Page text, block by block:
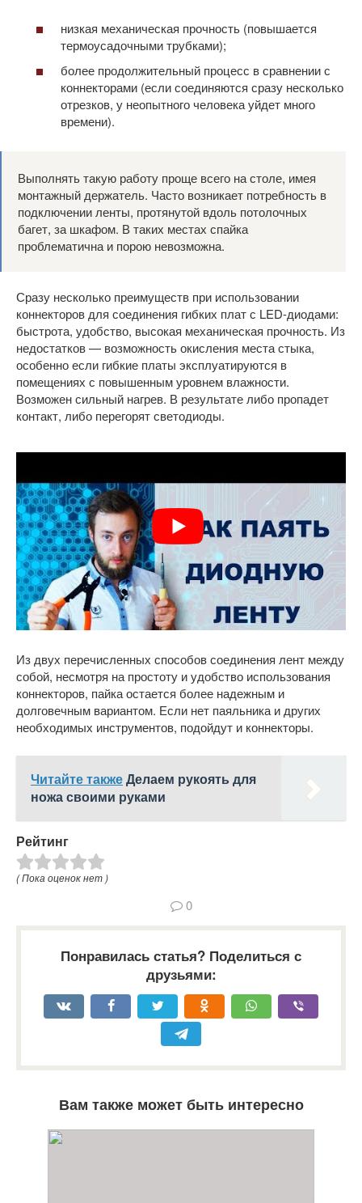
низкая механическая прочность (повышается
термоусадочными трубками);
более продолжительный процесс в сравнении с
коннекторами (если соединяются сразу несколько
отрезков, у неопытного человека уйдет много
времени).
Выполнять такую работу проще всего на столе, имея
монтажный держатель. Часто возникает потребность в
подключении ленты, протянутой вдоль потолочных
багет, за шкафом. В таких местах спайка
проблематична и порою невозможна.
Сразу несколько преимуществ при использовании
коннекторов для соединения гибких плат с LED-диодами:
быстрота, удобство, высокая механическая прочность. Из
недостатков — возможность окисления места стыка,
особенно если гибкие платы эксплуатируются в
помещениях с повышенным уровнем влажности.
Возможен сильный нагрев. В результате либо пропадет
контакт, либо перегорят светодиоды.
Из двух перечисленных способов соединения лент между
собой, несмотря на простоту и удобство использования
коннекторов, пайка остается более надежным и
долговечным вариантом. Если нет паяльника и других
необходимых инструментов, подойдут и коннекторы.
Читайте такжеДелаем рукоять для
ножа своими руками
Рейтинг
( Пока оценок нет )
0
Понравилась статья? Поделиться с
друзьями:
Вам также может быть интересно